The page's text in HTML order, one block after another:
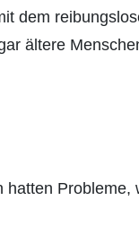
dem
ältere
Probleme,